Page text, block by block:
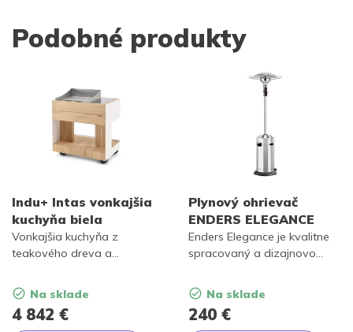
Podobné produkty
Indu+ Intas vonkajšia
kuchyňa biela
4 842 €
Vonkajšia kuchyňa z
teakového dreva a
možnosťou pripojenia na
plyn alebo elektrinu.
Na sklade
Plynový ohrievač
ENDERS ELEGANCE
240 €
Enders Elegance je kvalitne
spracovaný a dizajnovo
plynový ohrievač.
Na sklade